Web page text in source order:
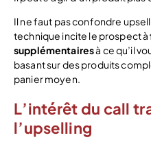
Il ne faut pas confondre
technique incite le prospect à
supplémentairesà ce qu’il
basant sur des produits
panier moyen.
L’intérêt du call
l’upselling